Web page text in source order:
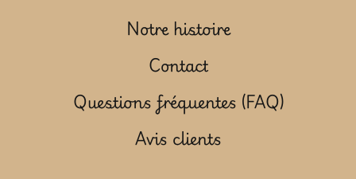
Notre histoire
Contact
Questions fréquentes (FAQ)
Avis clients